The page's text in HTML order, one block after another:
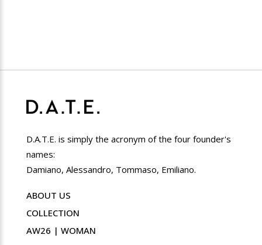
D.A.T.E. is simply the acronym of the four founder's
names:
Damiano, Alessandro, Tommaso, Emiliano.
ABOUT US
COLLECTION
AW26 | WOMAN